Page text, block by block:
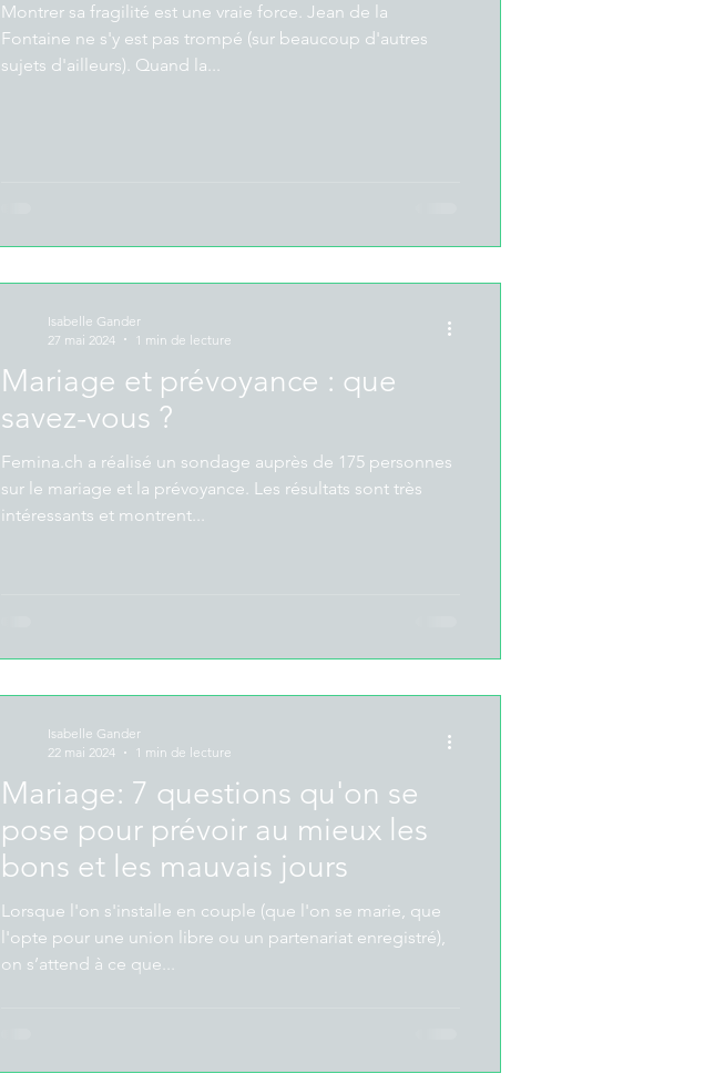
Montrer sa fragilité est une vraie force. Jean de la
Fontaine ne s'y est pas trompé (sur beaucoup d'autres
sujets d'ailleurs). Quand la...
Mariage et prévoyance : que
savez-vous ?
Femina.ch a réalisé un sondage auprès de 175 personnes
sur le mariage et la prévoyance. Les résultats sont très
intéressants et montrent...
Isabelle Gander
27 mai 2024
1 min de lecture
Mariage: 7 questions qu'on se
pose pour prévoir au mieux les
bons et les mauvais jours
Lorsque l'on s'installe en couple (que l'on se marie, que
l'opte pour une union libre ou un partenariat enregistré),
on s’attend à ce que...
Isabelle Gander
22 mai 2024
1 min de lecture